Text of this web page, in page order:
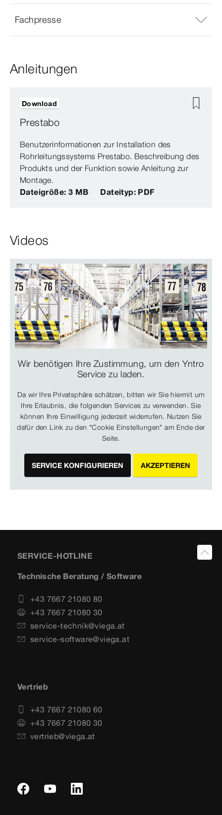
Fachpresse
Anleitungen
Prestabo
Benutzerinformationen zur Installation des
Rohrleitungssystems Prestabo. Beschreibung des
Produkts und der Funktion sowie Anleitung zur
Montage.
Dateigröße: 3 MB
Dateityp: PDF
Download
Videos
Wir benötigen Ihre Zustimmung, um den Yntro
Service zu laden.
Da wir Ihre Privatsphäre schätzen, bitten wir Sie hiermit um
Ihre Erlaubnis, die folgenden Services zu verwenden. Sie
können Ihre Einwilligung jederzeit widerrufen. Nutzen Sie
dafür den Link zu den "Cookie Einstellungen" am Ende der
Seite.
SERVICE KONFIGURIEREN AKZEPTIEREN
SERVICE-HOTLINE
Technische Beratung / Software
+43 7667 21080 80
+43 7667 21080 30
service-technik@viega.at
service-software@viega.at
Vertrieb
+43 7667 21080 60
+43 7667 21080 30
vertrieb@viega.at